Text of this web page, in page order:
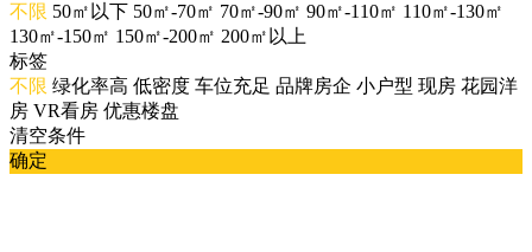
不限 50㎡以下 50㎡-70㎡ 70㎡-90㎡ 90㎡-110㎡ 110㎡-130㎡
130㎡-150㎡ 150㎡-200㎡ 200㎡以上
标签
不限 绿化率高 低密度 车位充足 品牌房企 小户型 现房 花园洋
房 VR看房 优惠楼盘
清空条件
确定